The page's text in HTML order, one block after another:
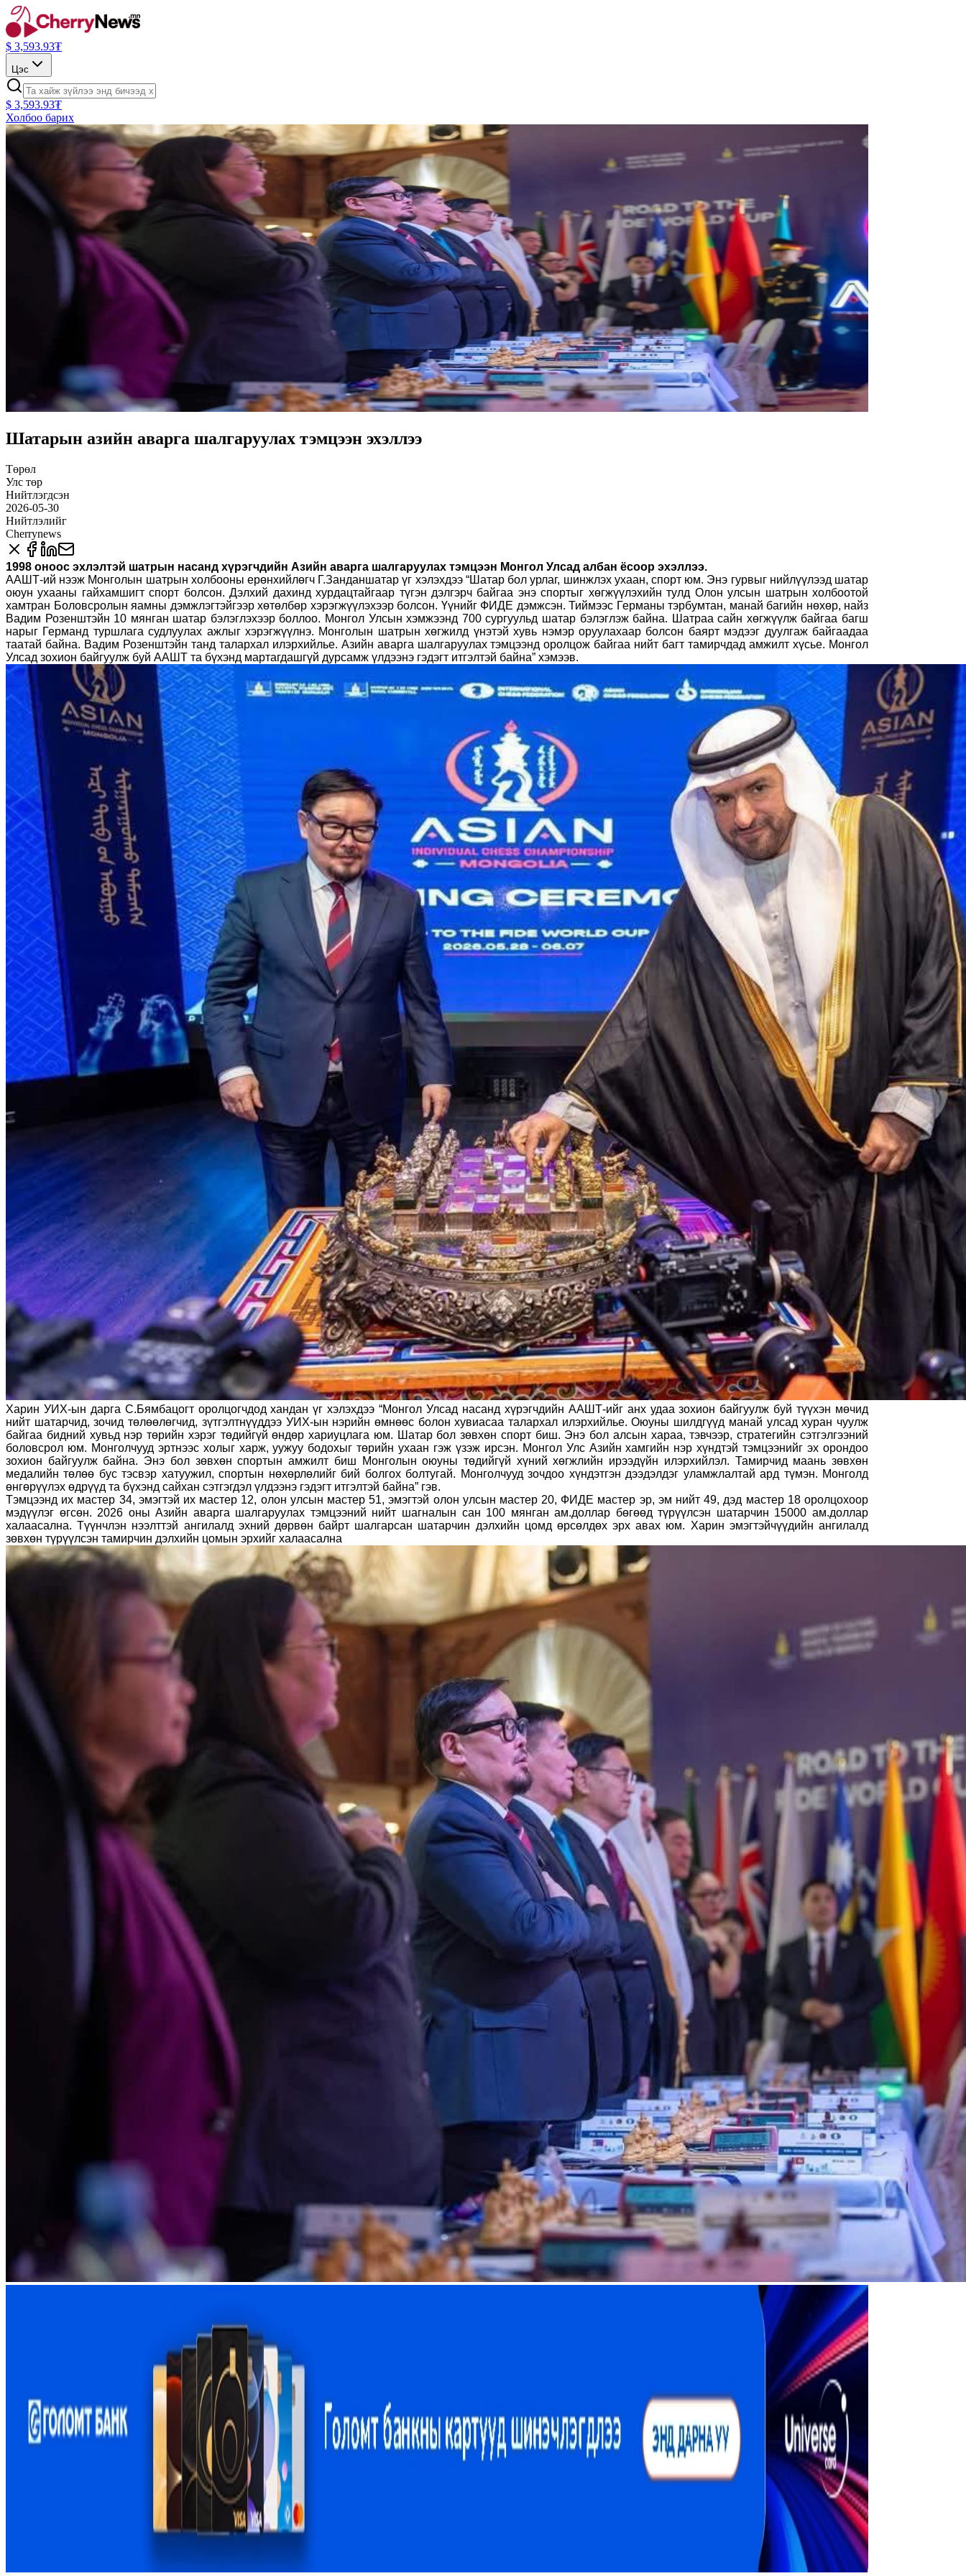
$ 3,593.93₮
Цэс
$ 3,593.93₮
Холбоо барих
Шатарын азийн аварга шалгаруулах тэмцээн эхэллээ
Төрөл
Улс төр
Нийтлэгдсэн
2026-05-30
Нийтлэлийг
Cherrynews
1998 оноос эхлэлтэй шатрын насанд хүрэгчдийн Азийн аварга шалгаруулах тэмцээн Монгол Улсад албан ёсоор эхэллээ.
ААШТ-ий нээж Монголын шатрын холбооны ерөнхийлөгч Г.Занданшатар үг хэлэхдээ “Шатар бол урлаг, шинжлэх ухаан, спорт юм. Энэ гурвыг нийлүүлээд шатар
оюун ухааны гайхамшигт спорт болсон. Дэлхий дахинд хурдацтайгаар түгэн дэлгэрч байгаа энэ спортыг хөгжүүлэхийн тулд Олон улсын шатрын холбоотой
хамтран Боловсролын яамны дэмжлэгтэйгээр хөтөлбөр хэрэгжүүлэхээр болсон. Үүнийг ФИДЕ дэмжсэн. Тиймээс Германы тэрбумтан, манай багийн нөхөр, найз
Вадим Розенштэйн 10 мянган шатар бэлэглэхээр боллоо. Монгол Улсын хэмжээнд 700 сургуульд шатар бэлэглэж байна. Шатраа сайн хөгжүүлж байгаа багш
нарыг Германд туршлага судлуулах ажлыг хэрэгжүүлнэ. Монголын шатрын хөгжилд үнэтэй хувь нэмэр оруулахаар болсон баярт мэдээг дуулгаж байгаадаа
таатай байна. Вадим Розенштэйн танд талархал илэрхийлье. Азийн аварга шалгаруулах тэмцээнд оролцож байгаа нийт багт тамирчдад амжилт хүсье. Монгол
Улсад зохион байгуулж буй ААШТ та бүхэнд мартагдашгүй дурсамж үлдээнэ гэдэгт итгэлтэй байна” хэмээв.
Харин УИХ-ын дарга С.Бямбацогт оролцогчдод хандан үг хэлэхдээ “Монгол Улсад насанд хүрэгчдийн ААШТ-ийг анх удаа зохион байгуулж буй түүхэн мөчид
нийт шатарчид, зочид төлөөлөгчид, зүтгэлтнүүддээ УИХ-ын нэрийн өмнөөс болон хувиасаа талархал илэрхийлье. Оюуны шилдгүүд манай улсад хуран чуулж
байгаа бидний хувьд нэр төрийн хэрэг төдийгүй өндөр хариуцлага юм. Шатар бол зөвхөн спорт биш. Энэ бол алсын хараа, тэвчээр, стратегийн сэтгэлгээний
боловсрол юм. Монголчууд эртнээс холыг харж, уужуу бодохыг төрийн ухаан гэж үзэж ирсэн. Монгол Улс Азийн хамгийн нэр хүндтэй тэмцээнийг эх орондоо
зохион байгуулж байна. Энэ бол зөвхөн спортын амжилт биш Монголын оюуны төдийгүй хүний хөгжлийн ирээдүйн илэрхийлэл. Тамирчид маань зөвхөн
медалийн төлөө бус тэсвэр хатуужил, спортын нөхөрлөлийг бий болгох болтугай. Монголчууд зочдоо хүндэтгэн дээдэлдэг уламжлалтай ард түмэн. Монголд
өнгөрүүлэх өдрүүд та бүхэнд сайхан сэтгэгдэл үлдээнэ гэдэгт итгэлтэй байна” гэв.
Тэмцээнд их мастер 34, эмэгтэй их мастер 12, олон улсын мастер 51, эмэгтэй олон улсын мастер 20, ФИДЕ мастер эр, эм нийт 49, дэд мастер 18 оролцохоор
мэдүүлэг өгсөн. 2026 оны Азийн аварга шалгаруулах тэмцээний нийт шагналын сан 100 мянган ам.доллар бөгөөд түрүүлсэн шатарчин 15000 ам.доллар
халаасална. Түүнчлэн нээлттэй ангилалд эхний дөрвөн байрт шалгарсан шатарчин дэлхийн цомд өрсөлдөх эрх авах юм. Харин эмэгтэйчүүдийн ангилалд
зөвхөн түрүүлсэн тамирчин дэлхийн цомын эрхийг халаасална